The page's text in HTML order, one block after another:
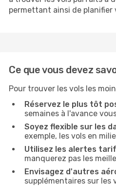
permettant ainsi de planifier
Ce que vous devez
Pour trouver les vols les
Réservez le plus tôt
semaines à l'avance
Soyez flexible sur les
exemple, les vols en
Utilisez les alertes
manquerez pas les
Envisagez d'autres
supplémentaires sur les